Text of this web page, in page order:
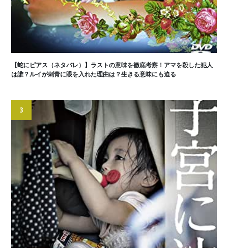
【蛇にピアス（ネタバレ）】ラストの意味を徹底考察！アマを殺した犯人
は誰？ルイが刺青に眼を入れた理由は？生きる意味にも迫る
3